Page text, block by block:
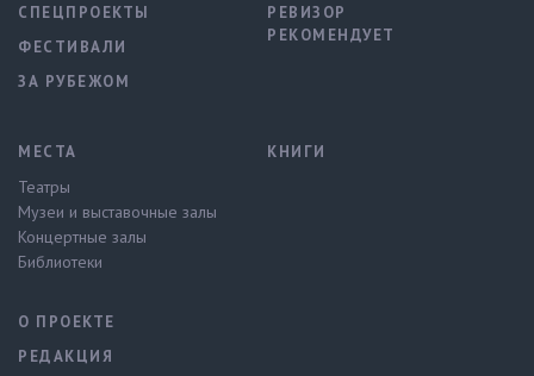
СПЕЦПРОЕКТЫ
ФЕСТИВАЛИ
ЗА РУБЕЖОМ
РЕВИЗОР
РЕКОМЕНДУЕТ
МЕСТА
Театры
Музеи и выставочные залы
Концертные залы
Библиотеки
КНИГИ
О ПРОЕКТЕ
РЕДАКЦИЯ